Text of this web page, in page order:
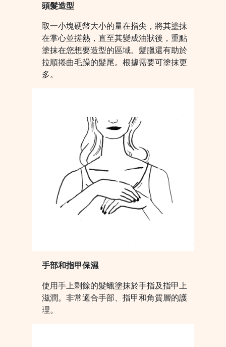
頭髮造型
取一小塊硬幣大小的量在指尖，將其塗抹
在掌心並搓熱，直至其變成油狀後，重點
塗抹在您想要造型的區域。髮臘還有助於
拉順捲曲毛躁的髮尾。根據需要可塗抹更
多。
手部和指甲保濕
使用手上剩餘的髮蠟塗抹於手指及指甲上
滋潤。非常適合手部、指甲和角質層的護
理。